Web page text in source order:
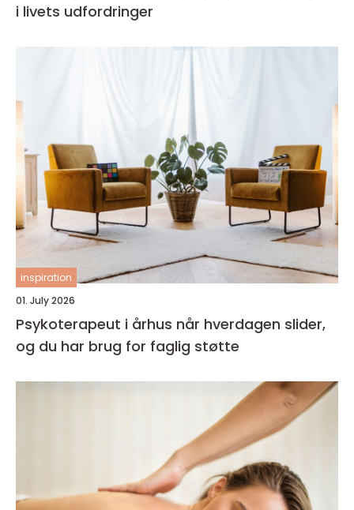
i livets udfordringer
inspiration
01. July 2026
Psykoterapeut i århus når hverdagen slider,
og du har brug for faglig støtte